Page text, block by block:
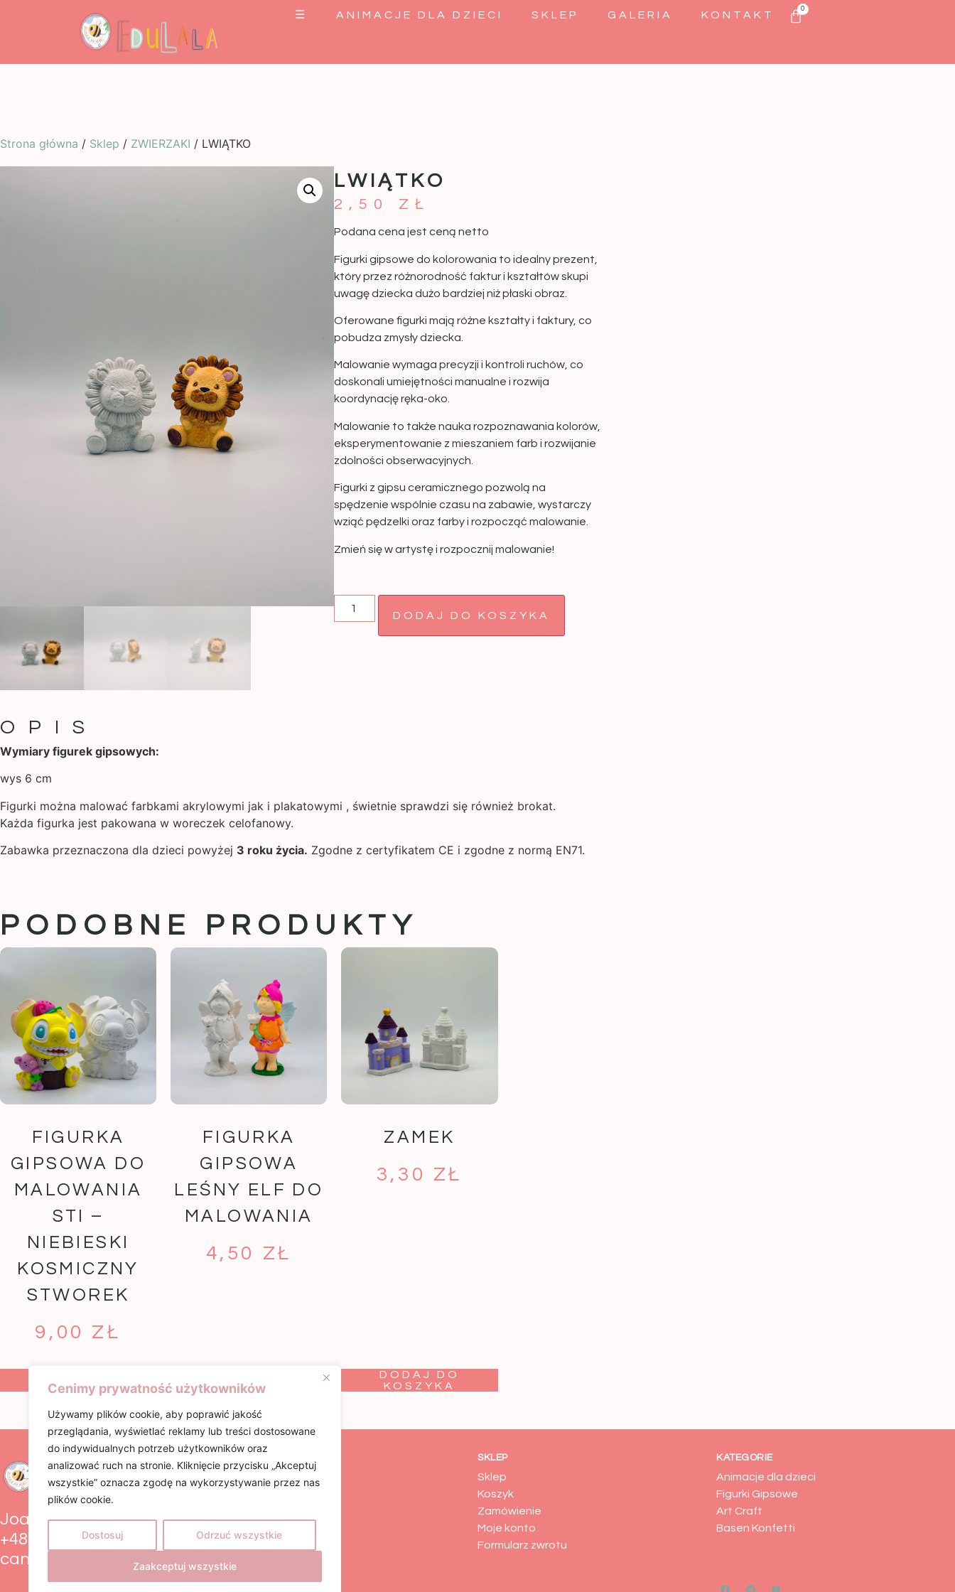
Cenimy prywatność użytkowników
Używamy plików cookie, aby poprawić jakość
przeglądania, wyświetlać reklamy lub treści dostosowane
do indywidualnych potrzeb użytkowników oraz
analizować ruch na stronie. Kliknięcie przycisku „Akceptuj
wszystkie” oznacza zgodę na wykorzystywanie przez nas
plików cookie.
Dostosuj Odrzuć wszystkie
Zaakceptuj wszystkie
☰ ANIMACJE DLA DZIECI SKLEP GALERIA KONTAKT
0
Strona główna / Sklep / ZWIERZAKI / LWIĄTKO
LWIĄTKO
2,50 ZŁ
Podana cena jest ceną netto
Figurki gipsowe do kolorowania to idealny prezent,
który przez różnorodność faktur i kształtów skupi
uwagę dziecka dużo bardziej niż płaski obraz.
Oferowane figurki mają różne kształty i faktury, co
pobudza zmysły dziecka.
Malowanie wymaga precyzji i kontroli ruchów, co
doskonali umiejętności manualne i rozwija
koordynację ręka-oko.
Malowanie to także nauka rozpoznawania kolorów,
eksperymentowanie z mieszaniem farb i rozwijanie
zdolności obserwacyjnych.
Figurki z gipsu ceramicznego pozwolą na
spędzenie wspólnie czasu na zabawie, wystarczy
wziąć pędzelki oraz farby i rozpocząć malowanie.
Zmień się w artystę i rozpocznij malowanie!
DODAJ DO KOSZYKA
OPIS
Wymiary figurek gipsowych:
wys 6 cm
Figurki można malować farbkami akrylowymi jak i plakatowymi , świetnie sprawdzi się również brokat.
Każda figurka jest pakowana w woreczek celofanowy.
Zabawka przeznaczona dla dzieci powyżej 3 roku życia. Zgodne z certyfikatem CE i zgodne z normą EN71.
PODOBNE PRODUKTY
FIGURKA
GIPSOWA DO
MALOWANIA
STI –
NIEBIESKI
KOSMICZNY
STWOREK
9,00 ZŁ
KOSZYKA
FIGURKA
GIPSOWA
LEŚNY ELF DO
MALOWANIA
4,50 ZŁ
KOSZYKA
ZAMEK
3,30 ZŁ
DODAJ DO
KOSZYKA
Joanna Pik
+48 799 929 017
candybons@poczta.fm
Regulamin
SKLEP
Sklep
Koszyk
Zamówienie
Moje konto
Formularz zwrotu
KATEGORIE
Animacje dla dzieci
Figurki Gipsowe
Art Craft
Basen Konfetti